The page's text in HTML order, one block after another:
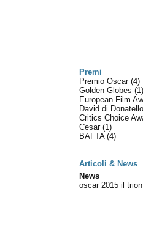
Premi
Premio Oscar (4)
Golden Globes (1)
European Film
David di
Critics Choice
Cesar (1)
BAFTA (4)
Articoli & News
News
oscar 2015 il